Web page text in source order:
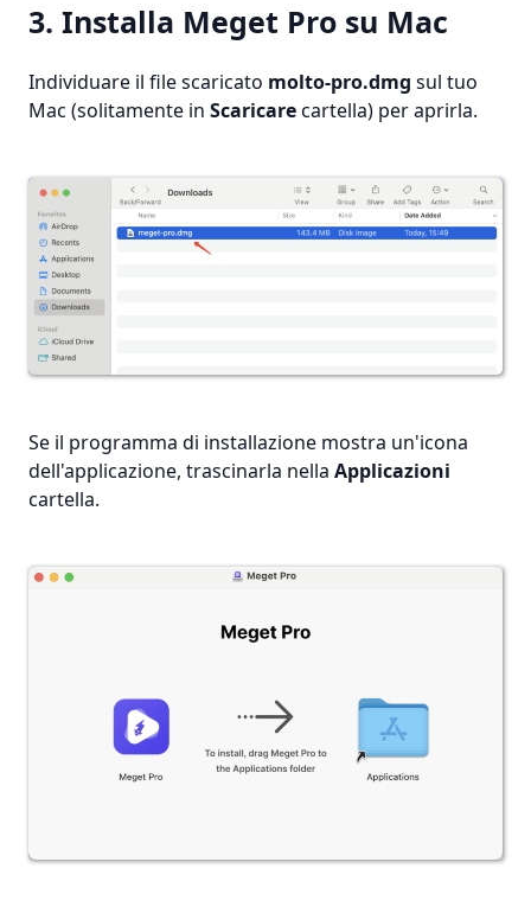
3. Installa Meget Pro su Mac
Individuare il file scaricato molto-pro.dmg sul tuo
Mac (solitamente in Scaricarecartella) per aprirla.
Se il programma di installazione mostra un'icona
dell'applicazione, trascinarla nella Applicazioni
cartella.